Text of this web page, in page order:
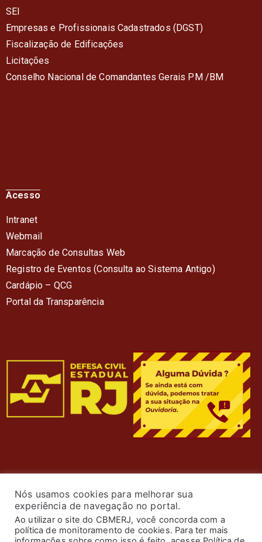
SEI
Empresas e Profissionais Cadastrados (DGST)
Fiscalização de Edificações
Licitações
Conselho Nacional de Comandantes Gerais PM /BM
Acesso
Intranet
Webmail
Marcação de Consultas Web
Registro de Eventos (Consulta ao Sistema Antigo)
Cardápio – QCG
Portal da Transparência
Nós usamos cookies para melhorar sua
experiência de navegação no portal.
Ao utilizar o site do CBMERJ, você concorda com a
política de monitoramento de cookies. Para ter mais